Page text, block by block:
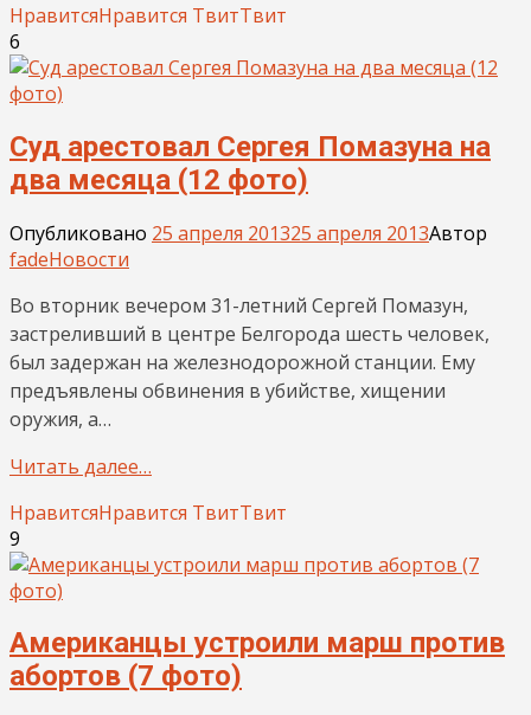
НравитсяНравится ТвитТвит
6
Суд арестовал Сергея Помазуна на
два месяца (12 фото)
Опубликовано 25 апреля 201325 апреля 2013Автор
fadeНовости
Во вторник вечером 31-летний Сергей Помазун,
застреливший в центре Белгорода шесть человек,
был задержан на железнодорожной станции. Ему
предъявлены обвинения в убийстве, хищении
оружия, а…
Читать далее…
НравитсяНравится ТвитТвит
9
Американцы устроили марш против
абортов (7 фото)